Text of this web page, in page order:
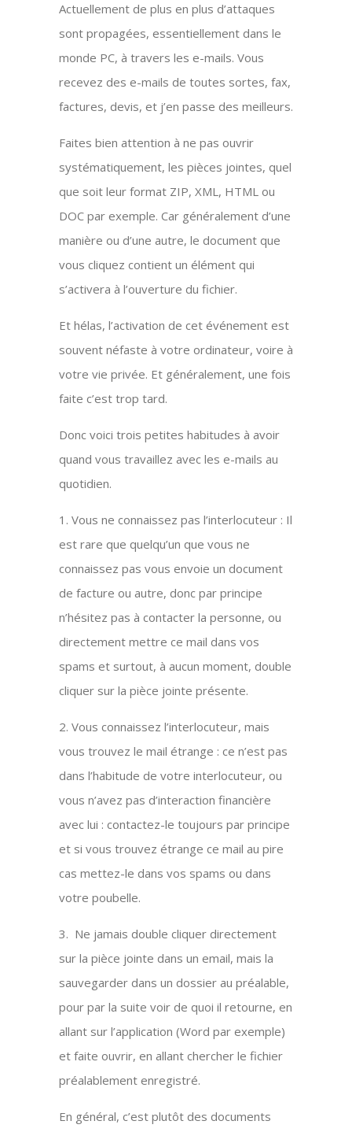
Actuellement de plus en plus d’attaques
sont propagées, essentiellement dans le
monde PC, à travers les e-mails. Vous
recevez des e-mails de toutes sortes, fax,
factures, devis, et j’en passe des meilleurs.
Faites bien attention à ne pas ouvrir
systématiquement, les pièces jointes, quel
que soit leur format ZIP, XML, HTML ou
DOC par exemple. Car généralement d’une
manière ou d’une autre, le document que
vous cliquez contient un élément qui
s’activera à l’ouverture du fichier.
Et hélas, l’activation de cet événement est
souvent néfaste à votre ordinateur, voire à
votre vie privée. Et généralement, une fois
faite c’est trop tard.
Donc voici trois petites habitudes à avoir
quand vous travaillez avec les e-mails au
quotidien.
1. Vous ne connaissez pas l’interlocuteur : Il
est rare que quelqu’un que vous ne
connaissez pas vous envoie un document
de facture ou autre, donc par principe
n’hésitez pas à contacter la personne, ou
directement mettre ce mail dans vos
spams et surtout, à aucun moment, double
cliquer sur la pièce jointe présente.
2. Vous connaissez l’interlocuteur, mais
vous trouvez le mail étrange : ce n’est pas
dans l’habitude de votre interlocuteur, ou
vous n’avez pas d’interaction financière
avec lui : contactez-le toujours par principe
et si vous trouvez étrange ce mail au pire
cas mettez-le dans vos spams ou dans
votre poubelle.
3. Ne jamais double cliquer directement
sur la pièce jointe dans un email, mais la
sauvegarder dans un dossier au préalable,
pour par la suite voir de quoi il retourne, en
allant sur l’application (Word par exemple)
et faite ouvrir, en allant chercher le fichier
préalablement enregistré.
En général, c’est plutôt des documents